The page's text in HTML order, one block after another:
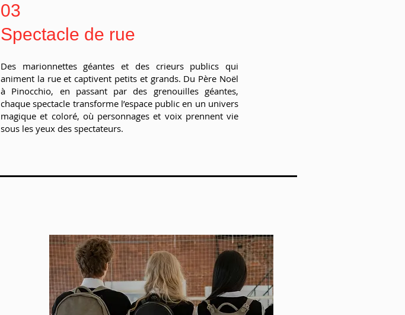
03
Spectacle de rue
Des marionnettes géantes et des crieurs publics qui
animent la rue et captivent petits et grands. Du Père Noël
à Pinocchio, en passant par des grenouilles géantes,
chaque spectacle transforme l’espace public en un univers
magique et coloré, où personnages et voix prennent vie
sous les yeux des spectateurs.